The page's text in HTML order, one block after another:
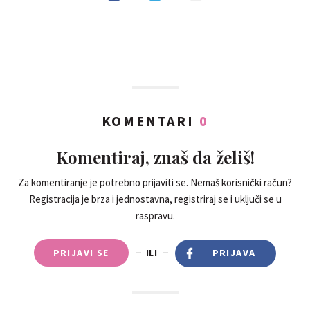
KOMENTARI 0
Komentiraj, znaš da želiš!
Za komentiranje je potrebno prijaviti se. Nemaš korisnički račun?
Registracija je brza i jednostavna, registriraj se i uključi se u
raspravu.
PRIJAVI SE ILI PRIJAVA